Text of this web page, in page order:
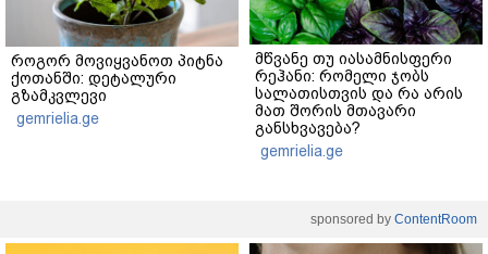
როგორ მოვიყვანოთ პიტნა
ქოთანში: დეტალური
გზამკვლევი
gemrielia.ge
მწვანე თუ იასამნისფერი
რეჰანი: რომელი ჯობს
სალათისთვის და რა არის
მათ შორის მთავარი
განსხვავება?
gemrielia.ge
sponsored by ContentRoom